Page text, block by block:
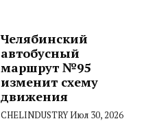
Челябинский
автобусный
маршрут №95
изменит схему
движения
CHELINDUSTRYИюл 30, 2026